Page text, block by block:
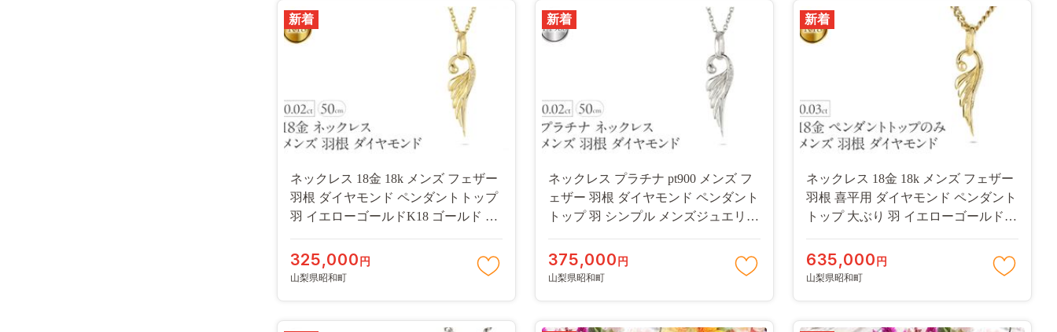
新着
ネックレス 18金 18k メンズ フェザー
羽根 ダイヤモンド ペンダントトップ
羽 イエローゴールドK18 ゴールド シ
190523100dym-s SWAA333-gd
325,000 円
山梨県昭和町
新着
ネックレス プラチナ pt900 メンズ フ
ェザー 羽根 ダイヤモンド ペンダント
トップ 羽 シンプル メンズジュエリー
pt
375,000 円
山梨県昭和町
新着
ネックレス 18金 18k メンズ フェザー
羽根 喜平用 ダイヤモンド ペンダント
トップ 大ぶり 羽 イエローゴールド
段 使い 190523100dym-e SWAA334-gd
635,000 円
山梨県昭和町